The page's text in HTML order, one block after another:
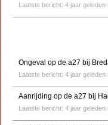
Laatste bericht: 4 jaar geleden
Ongeval op de a27 bij
Laatste bericht: 4 jaar geleden
Aanrijding op de a27 bij
Laatste bericht: 4 jaar geleden